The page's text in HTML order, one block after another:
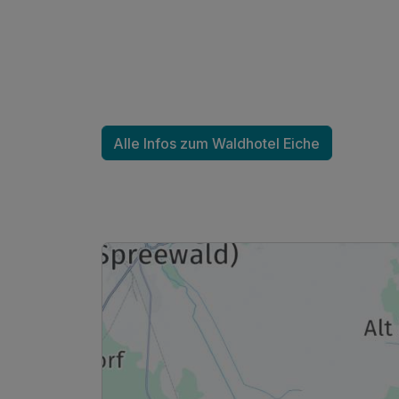
1 Erwachsenen
Alle Infos zum Waldhotel Eiche